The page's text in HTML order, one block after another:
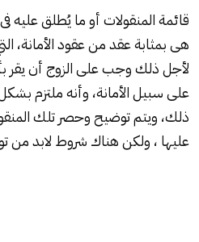
قائمة المنقولاتأو ما يُطلق عليه
هى بمثابة عقد منعقود الأمانة،
لأجل ذلك وجب على الزوج أن يقر
على سبيل الأمانة، وأنه ملتزم
ذلك، ويتم توضيح وحصر تلك
عليها ، ولكن هناك شروط لابد من